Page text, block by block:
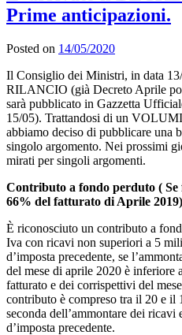
Prime anticipazioni.
Posted on 14/05/2020
Il Consiglio dei Ministri, in data
RILANCIO (già Decreto Aprile
sarà pubblicato in Gazzetta
15/05). Trattandosi di un
abbiamo deciso di pubblicare una
singolo argomento. Nei prossimi
mirati per singoli argomenti.
Contributo a fondo perduto (
66% del fatturato di Aprile
È riconosciuto un contributo a
Iva con ricavi non superiori a 5
d’imposta precedente, se
del mese di aprile 2020 è inferiore
fatturato e dei corrispettivi del
contributo è compreso tra il 20 e il
seconda dell’ammontare dei
d’imposta precedente.